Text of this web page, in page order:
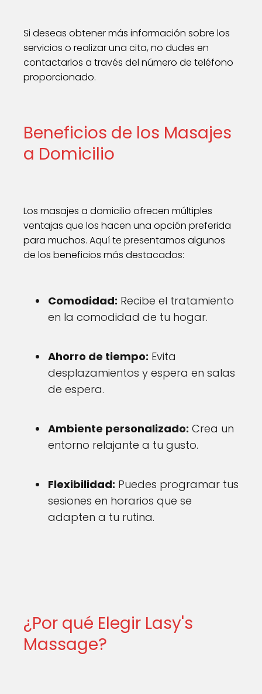
Si deseas obtener más información sobre los
servicios o realizar una cita, no dudes en
contactarlos a través del número de teléfono
proporcionado.
Beneficios de los Masajes
a Domicilio
Los masajes a domicilio ofrecen múltiples
ventajas que los hacen una opción preferida
para muchos. Aquí te presentamos algunos
de los beneficios más destacados:
Comodidad: Recibe el tratamiento
en la comodidad de tu hogar.
Ahorro de tiempo: Evita
desplazamientos y espera en salas
de espera.
Ambiente personalizado: Crea un
entorno relajante a tu gusto.
Flexibilidad: Puedes programar tus
sesiones en horarios que se
adapten a tu rutina.
¿Por qué Elegir Lasy's
Massage?